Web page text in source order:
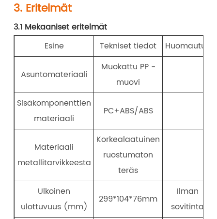
3. Eritelmät
3.1 Mekaaniset eritelmät
Esine
Tekniset tiedot Huomautus
Asuntomateriaali
Muokattu PP -
muovi
Sisäkomponenttien
materiaali
PC+ABS/ABS
Materiaali
metallitarvikkeesta
Korkealaatuinen
ruostumaton
teräs
Ulkoinen
ulottuvuus (mm)
299*104*76mm
Ilman
sovitinta